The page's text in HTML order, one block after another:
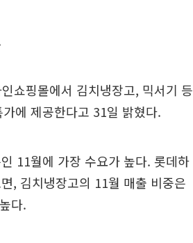
쇼핑몰에서 김치냉장고, 믹서기 등
에 제공한다고 31일 밝혔다.
11월에 가장 수요가 높다. 롯데하
, 김치냉장고의 11월 매출 비중은
다.